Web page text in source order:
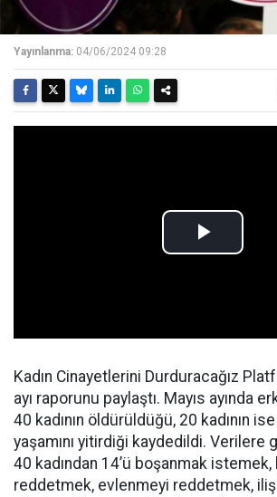
Yayınlanma: 04/06/2024 09:28
Kadın Cinayetlerini Durduracağız
ayı raporunu paylaştı. Mayıs ayında
40 kadının öldürüldüğü, 20 kadının
yaşamını yitirdiği kaydedildi. Verilere
40 kadından 14’ü boşanmak istemek,
reddetmek, evlenmeyi reddetmek,